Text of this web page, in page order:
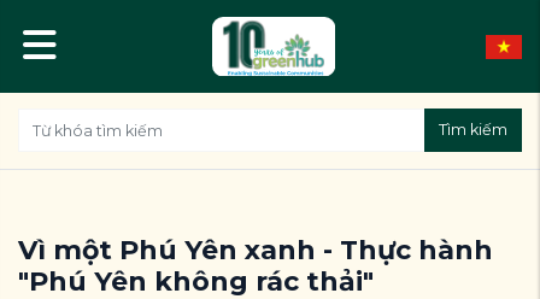
Tìm kiếm
Vì một Phú Yên xanh - Thực hành
"Phú Yên không rác thải"